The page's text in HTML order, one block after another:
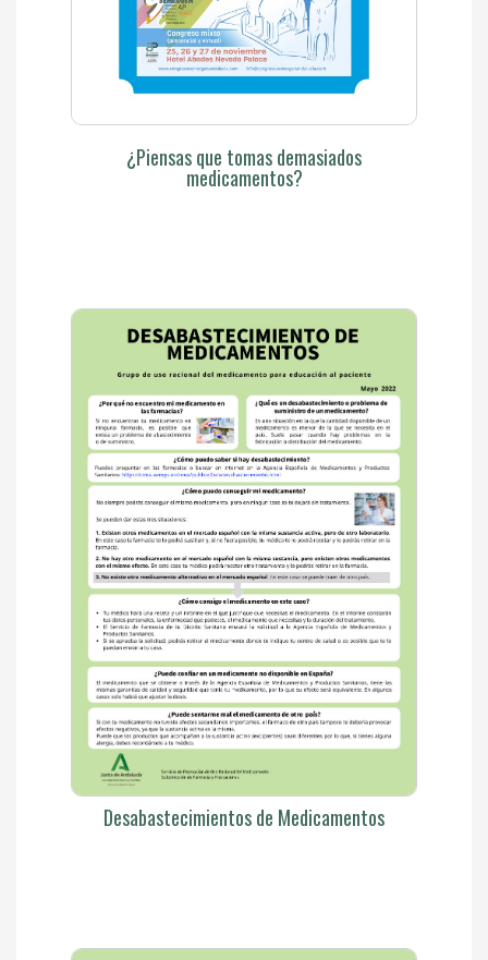
¿Piensas que tomas demasiados
medicamentos?
Desabastecimientos de Medicamentos